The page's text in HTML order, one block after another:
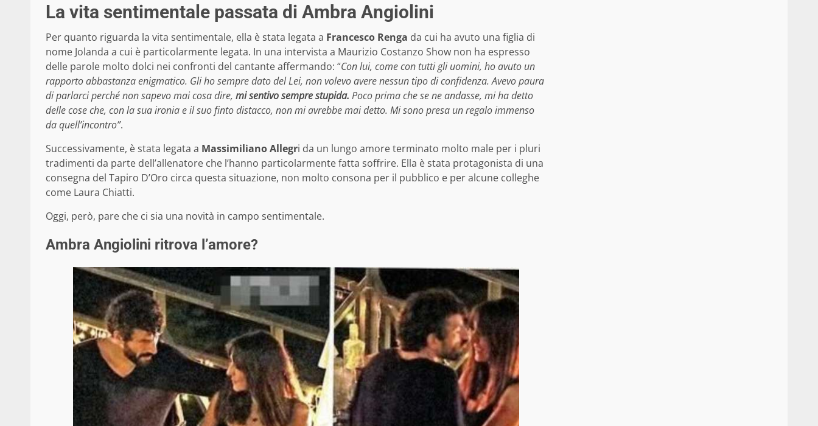
La vita sentimentale passata di Ambra Angiolini
Per quanto riguarda la vita sentimentale, ella è stata legata a Francesco Renga da cui ha avuto una figlia di
nome Jolanda a cui è particolarmente legata. In una intervista a Maurizio Costanzo Show non ha espresso
delle parole molto dolci nei confronti del cantante affermando: “Con lui, come con tutti gli uomini, ho avuto un
rapporto abbastanza enigmatico. Gli ho sempre dato del Lei, non volevo avere nessun tipo di confidenza. Avevo paura
di parlarci perché non sapevo mai cosa dire, mi sentivo sempre stupida. Poco prima che se ne andasse, mi ha detto
delle cose che, con la sua ironia e il suo finto distacco, non mi avrebbe mai detto. Mi sono presa un regalo immenso
da quell’incontro”.
Successivamente, è stata legata a Massimiliano Allegri da un lungo amore terminato molto male per i pluri
tradimenti da parte dell’allenatore che l’hanno particolarmente fatta soffrire. Ella è stata protagonista di una
consegna del Tapiro D’Oro circa questa situazione, non molto consona per il pubblico e per alcune colleghe
come Laura Chiatti.
Oggi, però, pare che ci sia una novità in campo sentimentale.
Ambra Angiolini ritrova l’amore?